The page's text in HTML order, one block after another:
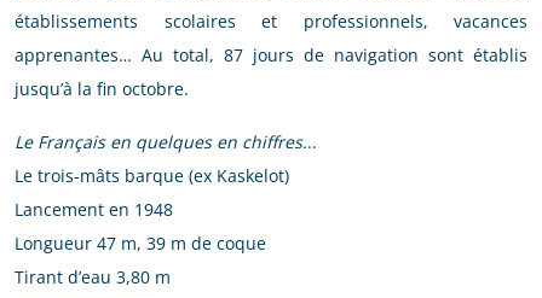
établissements scolaires et professionnels, vacances
apprenantes… Au total, 87 jours de navigation sont établis
jusqu’à la fin octobre.
Le Français en quelques en chiffres...
Le trois-mâts barque (ex Kaskelot)
Lancement en 1948
Longueur 47 m, 39 m de coque
Tirant d’eau 3,80 m